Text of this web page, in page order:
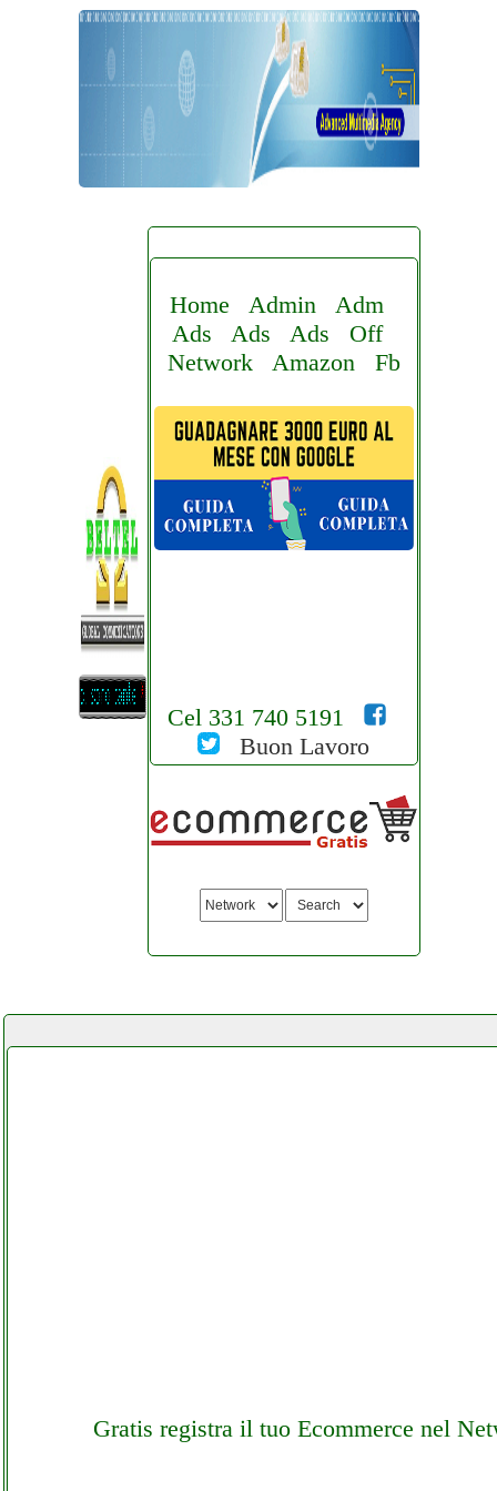
Home Admin
Adm
Ads
Ads Ads
Off
Network
Amazon Fb
Cel 331 740 5191
Buon Lavoro
Gratis registra il tuo Ecommerce nel